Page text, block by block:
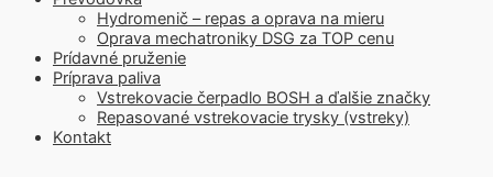
Hydromenič – repas a oprava na mieru
Oprava mechatroniky DSG za TOP cenu
Prídavné pruženie
Príprava paliva
Vstrekovacie čerpadlo BOSH a ďalšie značky
Repasované vstrekovacie trysky (vstreky)
Kontakt